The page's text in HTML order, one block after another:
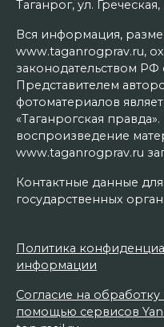
Таганрог, ул. Греческая,
Вся информация,
www.taganrogprav.ru,
законодательством
Представителем
фотоматериалов
«Таганрогская
воспроизведение
www.taganrogprav.ru
Контактные данные
государственных
Политика
информации
Согласие на
помощью сервисов